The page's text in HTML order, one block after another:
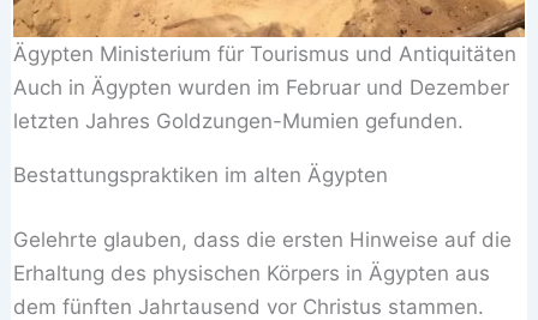
Ägypten Ministerium für Tourismus und Antiquitäten
Auch in Ägypten wurden im Februar und Dezember
letzten Jahres Goldzungen-Mumien gefunden.
Bestattungspraktiken im alten Ägypten
Gelehrte glauben, dass die ersten Hinweise auf die
Erhaltung des physischen Körpers in Ägypten aus
dem fünften Jahrtausend vor Christus stammen.